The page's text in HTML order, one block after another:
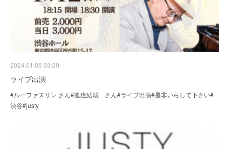
2024.01.05 03:30
ライブ出演
#ルーファスリン さん#渡邉結城 さん#ライブ出演#是非いらして下さい#
渋谷#justy